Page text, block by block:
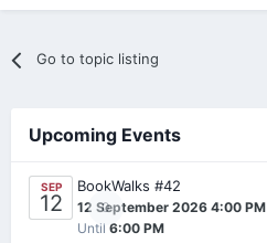
Go to topic listing
Upcoming Events
SEP
12 0
BookWalks #42
12 September 2026 4:00 PM
Until 6:00 PM